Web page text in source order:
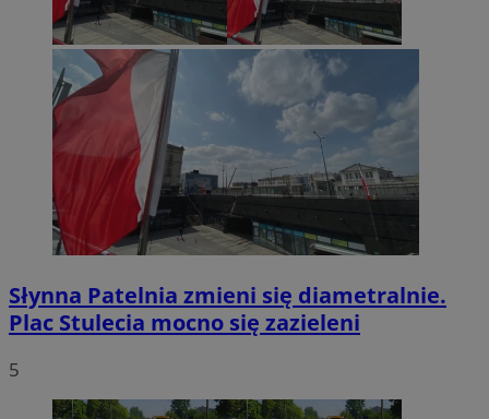
Słynna Patelnia zmieni się diametralnie.
Plac Stulecia mocno się zazieleni
5